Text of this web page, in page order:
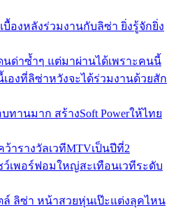
เบื้องหลังร่วมงานกับลิซ่า ยิ่งรู้จักยิ่ง
นด่าซ้ำๆ แต่มาผ่านได้เพราะคนนี้
องที่ลิซ่าหวังจะได้ร่วมงานด้วยสัก
ทานมาก สร้างSoft Powerให้ไทย
ารางวัลเวทีMTVเป็นปีที่2
เพอร์ฟอมใหญ่สะเทือนเวทีระดับ
ล์ ลิซ่า หน้าสวยหุ่นเป๊ะแต่งลุคไหน